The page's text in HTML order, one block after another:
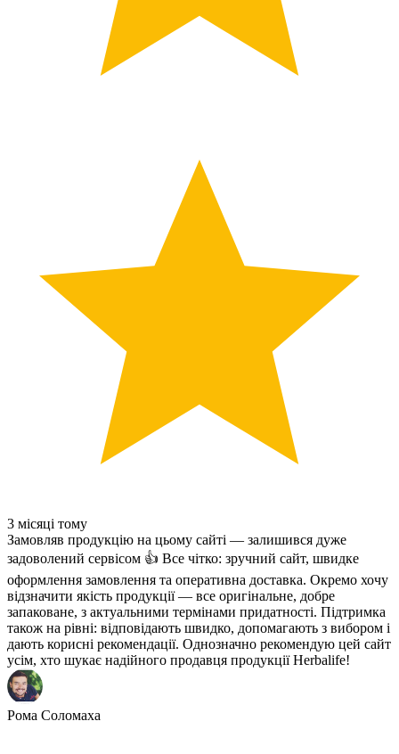
3 місяці тому
Замовляв продукцію на цьому сайті — залишився дуже
задоволений сервісом 👍 Все чітко: зручний сайт, швидке
оформлення замовлення та оперативна доставка. Окремо хочу
відзначити якість продукції — все оригінальне, добре
запаковане, з актуальними термінами придатності. Підтримка
також на рівні: відповідають швидко, допомагають з вибором і
дають корисні рекомендації. Однозначно рекомендую цей сайт
усім, хто шукає надійного продавця продукції Herbalife!
Рома Соломаха